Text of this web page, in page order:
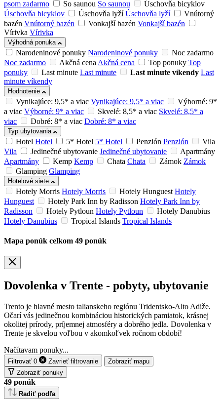
psom zadarmo
So saunou So saunou
Úschovňa bicyklov
Úschovňa bicyklov
Úschovňa lyží Úschovňa lyží
Vnútorný
bazén Vnútorný bazén Vonkajší bazén Vonkajší bazén
Vírivka Vírivka
Výhodná ponuka
Narodeninové ponuky Narodeninové ponuky
Noc zadarmo
Noc zadarmo
Akčná cenaAkčná cena Top ponuky Top
ponuky
Last minute Last minute Last minute víkendy Last
minute víkendy
Hodnotenie
Vynikajúce: 9,5* a viac Vynikajúce: 9,5* a viac
Výborné: 9*
a viac Výborné: 9* a viac Skvelé: 8,5* a viac Skvelé: 8,5* a
viac
Dobré: 8* a viac Dobré: 8* a viac
Typ ubytovania
Hotel Hotel 5* Hotel 5* Hotel Penzión Penzión
Vila
Vila
Jedinečné ubytovanie Jedinečné ubytovanie
Apartmány
Apartmány
Kemp Kemp Chata Chata Zámok Zámok
Glamping Glamping
Hotelové siete
Hotely Morris Hotely Morris Hotely Hunguest Hotely
Hunguest
Hotely Park Inn by Radisson Hotely Park Inn by
Radisson
Hotely Pytloun Hotely Pytloun
Hotely Danubius
Hotely Danubius
Tropical Islands Tropical Islands
Mapa ponúk celkom 49 ponúk
Dovolenka v Trente - pobyty, ubytovanie
Trento je hlavné mesto talianskeho regiónu Tridentsko-Alto Adiže.
Očarí vás jedinečnou kombináciou historických pamiatok, krásnej
okolitej prírody, príjemnej atmosféry a dobrého jedla. Dovolenka v
Trente je skvelou voľbou v akomkoľvek ročnom období!
Načítavam ponuky...
Filtrovať 0 Zavrieť filtrovanie
Zobraziť mapu
Zobraziť ponuky
49 ponúk
Radiť podľa